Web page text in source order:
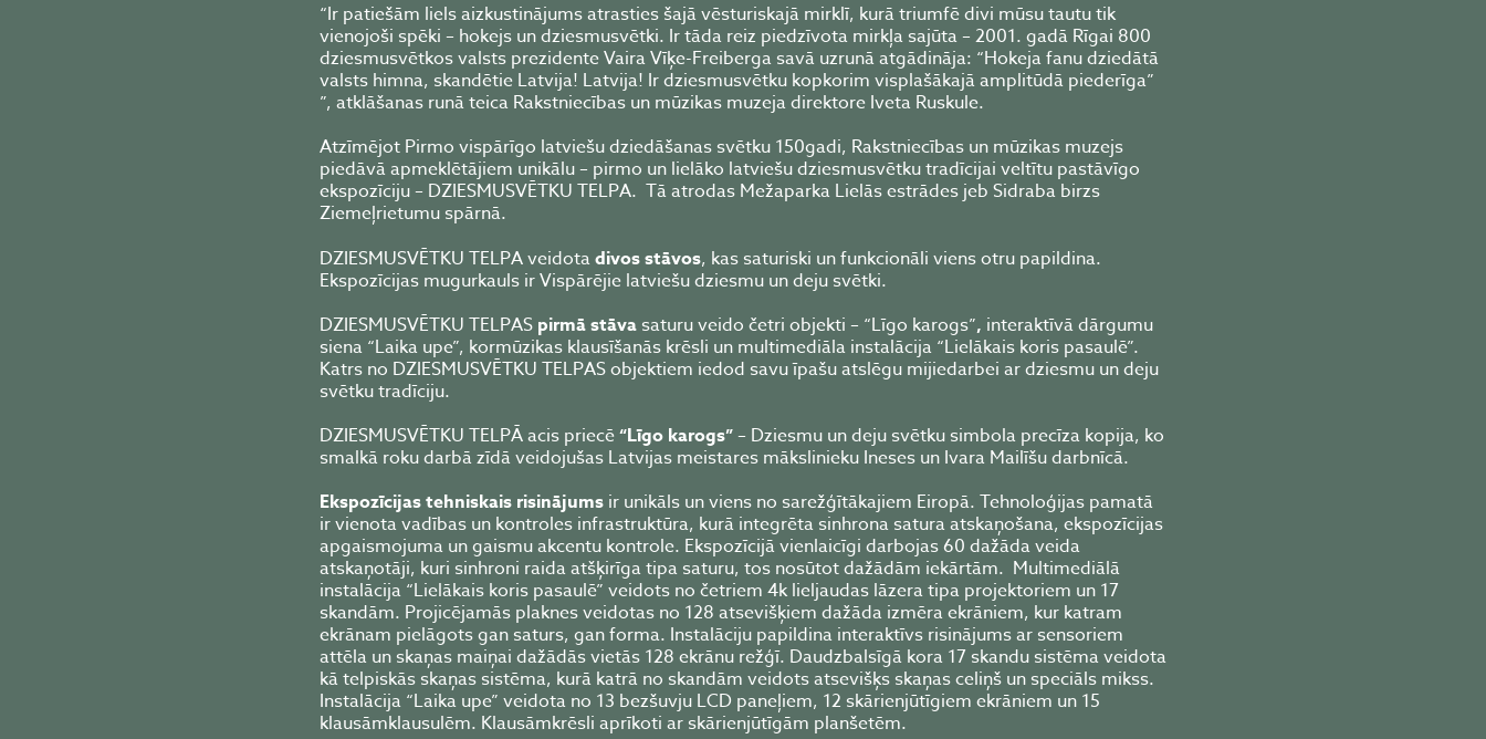
“Ir patiešām liels aizkustinājums atrasties šajā vēsturiskajā mirklī, kurā triumfē divi mūsu tautu tik
vienojoši spēki – hokejs un dziesmusvētki. Ir tāda reiz piedzīvota mirkļa sajūta – 2001. gadā Rīgai 800
dziesmusvētkos valsts prezidente Vaira Vīķe-Freiberga savā uzrunā atgādināja: “Hokeja fanu dziedātā
valsts himna, skandētie Latvija! Latvija! Ir dziesmusvētku kopkorim visplašākajā amplitūdā piederīga”
”, atklāšanas runā teica Rakstniecības un mūzikas muzeja direktore Iveta Ruskule.
Atzīmējot Pirmo vispārīgo latviešu dziedāšanas svētku 150gadi, Rakstniecības un mūzikas muzejs
piedāvā apmeklētājiem unikālu – pirmo un lielāko latviešu dziesmusvētku tradīcijai veltītu pastāvīgo
ekspozīciju – DZIESMUSVĒTKU TELPA. Tā atrodas Mežaparka Lielās estrādes jeb Sidraba birzs
Ziemeļrietumu spārnā.
DZIESMUSVĒTKU TELPA veidotadivos stāvos, kas saturiski un funkcionāli viens otru papildina.
Ekspozīcijas mugurkauls ir Vispārējie latviešu dziesmu un deju svētki.
DZIESMUSVĒTKU TELPAS pirmā stāvasaturu veido četri objekti – “Līgo karogs”, interaktīvā dārgumu
siena “Laika upe”, kormūzikas klausīšanās krēsli un multimediāla instalācija “Lielākais koris pasaulē”.
Katrs no DZIESMUSVĒTKU TELPAS objektiem iedod savu īpašu atslēgu mijiedarbei ar dziesmu un deju
svētku tradīciju.
DZIESMUSVĒTKU TELPĀ acis priecē“Līgo karogs”– Dziesmu un deju svētku simbola precīza kopija, ko
smalkā roku darbā zīdā veidojušas Latvijas meistares mākslinieku Ineses un Ivara Mailīšu darbnīcā.
Ekspozīcijas tehniskais risinājumsir unikāls un viens no sarežģītākajiem Eiropā. Tehnoloģijas pamatā
ir vienota vadības un kontroles infrastruktūra, kurā integrēta sinhrona satura atskaņošana, ekspozīcijas
apgaismojuma un gaismu akcentu kontrole. Ekspozīcijā vienlaicīgi darbojas 60 dažāda veida
atskaņotāji, kuri sinhroni raida atšķirīga tipa saturu, tos nosūtot dažādām iekārtām. Multimediālā
instalācija “Lielākais koris pasaulē” veidots no četriem 4k lieljaudas lāzera tipa projektoriem un 17
skandām. Projicējamās plaknes veidotas no 128 atsevišķiem dažāda izmēra ekrāniem, kur katram
ekrānam pielāgots gan saturs, gan forma. Instalāciju papildina interaktīvs risinājums ar sensoriem
attēla un skaņas maiņai dažādās vietās 128 ekrānu režģī. Daudzbalsīgā kora 17 skandu sistēma veidota
kā telpiskās skaņas sistēma, kurā katrā no skandām veidots atsevišķs skaņas celiņš un speciāls mikss.
Instalācija “Laika upe” veidota no 13 bezšuvju LCD paneļiem, 12 skārienjūtīgiem ekrāniem un 15
klausāmklausulēm. Klausāmkrēsli aprīkoti ar skārienjūtīgām planšetēm.